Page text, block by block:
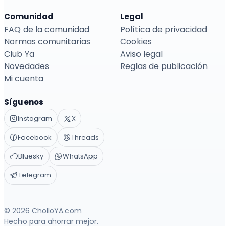
Comunidad
FAQ de la comunidad
Normas comunitarias
Club Ya
Novedades
Mi cuenta
Legal
Política de privacidad
Cookies
Aviso legal
Reglas de publicación
Síguenos
Instagram
X
Facebook
Threads
Bluesky
WhatsApp
Telegram
© 2026 CholloYA.com
Hecho para ahorrar mejor.